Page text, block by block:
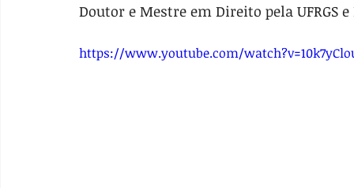
Doutor e Mestre em Direito pela UFRGS
https://www.youtube.com/